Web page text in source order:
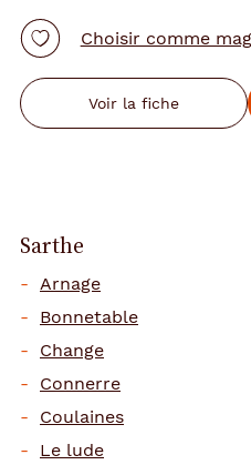
Choisir comme
Voir la fiche
Sarthe
Arnage
Bonnetable
Change
Connerre
Coulaines
Le lude